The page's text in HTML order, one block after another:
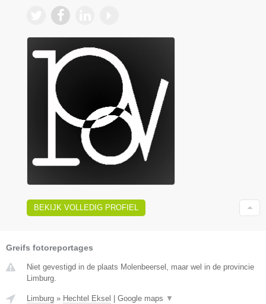
BEKIJK VOLLEDIG PROFIEL
Greifs fotoreportages
Niet gevestigd in de plaats Molenbeersel, maar wel in de provincie
Limburg.
Limburg » Hechtel Eksel Google maps ▼